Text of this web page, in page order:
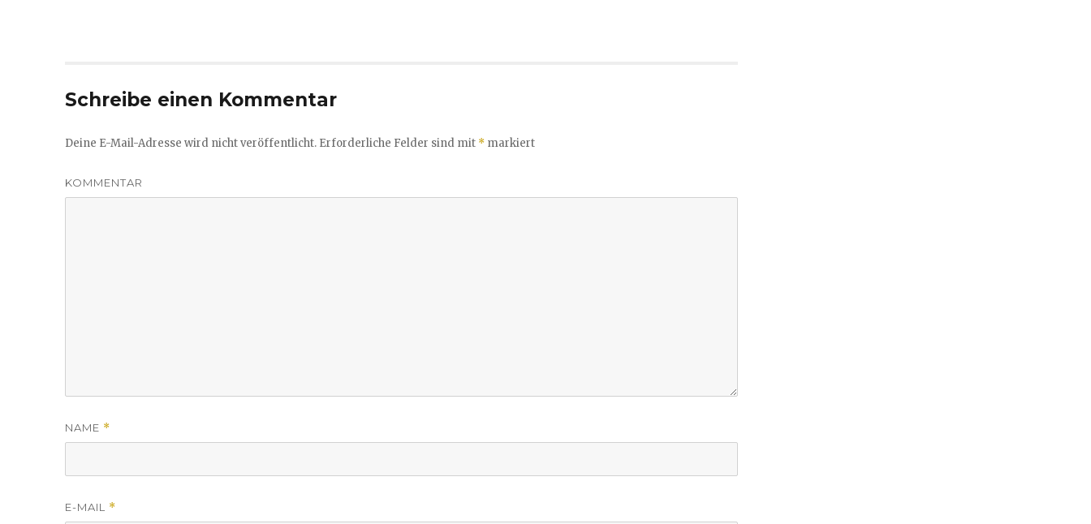
Schreibe einen Kommentar
Deine E-Mail-Adresse wird nicht veröffentlicht. Erforderliche Felder sind mit * markiert
KOMMENTAR
NAME *
E-MAIL *